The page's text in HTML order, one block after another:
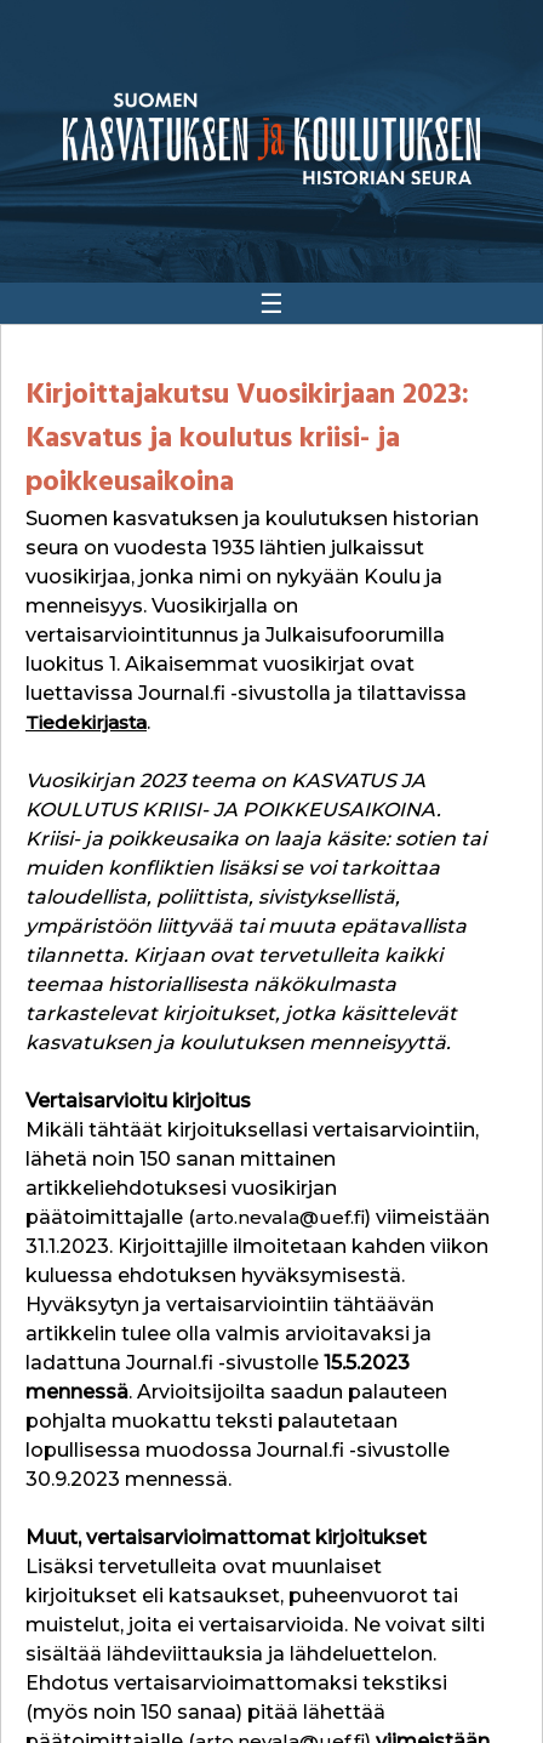
☰
Kirjoittajakutsu Vuosikirjaan 2023:
Kasvatus ja koulutus kriisi- ja
poikkeusaikoina
Suomen kasvatuksen ja koulutuksen historian
seura on vuodesta 1935 lähtien julkaissut
vuosikirjaa, jonka nimi on nykyään Koulu ja
menneisyys. Vuosikirjalla on
vertaisarviointitunnus ja Julkaisufoorumilla
luokitus 1. Aikaisemmat vuosikirjat ovat
luettavissa Journal.fi -sivustolla ja tilattavissa
Tiedekirjasta.
Vuosikirjan 2023 teema on KASVATUS JA
KOULUTUS KRIISI- JA POIKKEUSAIKOINA.
Kriisi- ja poikkeusaika on laaja käsite: sotien tai
muiden konfliktien lisäksi se voi tarkoittaa
taloudellista, poliittista, sivistyksellistä,
ympäristöön liittyvää tai muuta epätavallista
tilannetta. Kirjaan ovat tervetulleita kaikki
teemaa historiallisesta näkökulmasta
tarkastelevat kirjoitukset, jotka käsittelevät
kasvatuksen ja koulutuksen menneisyyttä.
Vertaisarvioitu kirjoitus
Mikäli tähtäät kirjoituksellasi vertaisarviointiin,
lähetä noin 150 sanan mittainen
artikkeliehdotuksesi vuosikirjan
päätoimittajalle (arto.nevala@uef.fi) viimeistään
31.1.2023. Kirjoittajille ilmoitetaan kahden viikon
kuluessa ehdotuksen hyväksymisestä.
Hyväksytyn ja vertaisarviointiin tähtäävän
artikkelin tulee olla valmis arvioitavaksi ja
ladattuna Journal.fi -sivustolle 15.5.2023
mennessä. Arvioitsijoilta saadun palauteen
pohjalta muokattu teksti palautetaan
lopullisessa muodossa Journal.fi -sivustolle
30.9.2023 mennessä.
Muut, vertaisarvioimattomat kirjoitukset
Lisäksi tervetulleita ovat muunlaiset
kirjoitukset eli katsaukset, puheenvuorot tai
muistelut, joita ei vertaisarvioida. Ne voivat silti
sisältää lähdeviittauksia ja lähdeluettelon.
Ehdotus vertaisarvioimattomaksi tekstiksi
(myös noin 150 sanaa) pitää lähettää